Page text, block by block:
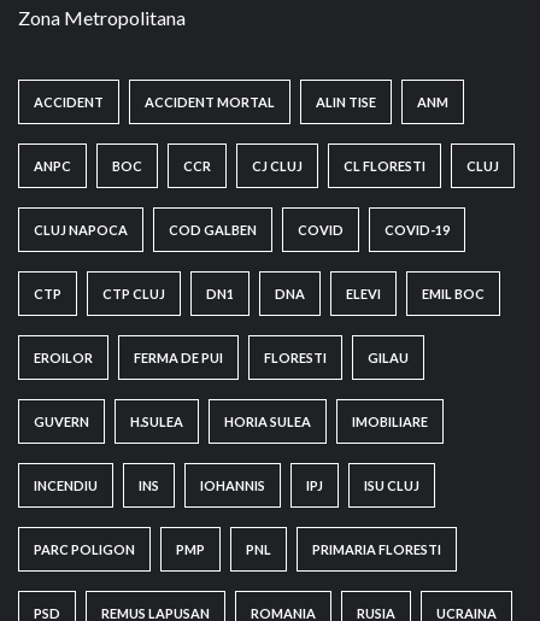
Zona Metropolitana
ACCIDENT ACCIDENT MORTAL ALIN TISE ANM
ANPC BOC CCR CJ CLUJ CL FLORESTI CLUJ
CLUJ NAPOCA COD GALBEN COVID COVID-19
CTP CTP CLUJ DN1 DNA ELEVI EMIL BOC
EROILOR FERMA DE PUI FLORESTI GILAU
GUVERN H.SULEA HORIA SULEA IMOBILIARE
INCENDIU INS IOHANNIS IPJ ISU CLUJ
PARC POLIGON PMP PNL PRIMARIA FLORESTI
PSD REMUS LAPUSAN ROMANIA RUSIA UCRAINA